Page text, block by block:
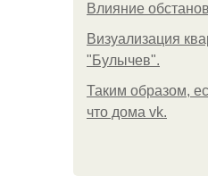
Влияние
Визуализация
"Булычев".
Таким образом,
что дома vk.